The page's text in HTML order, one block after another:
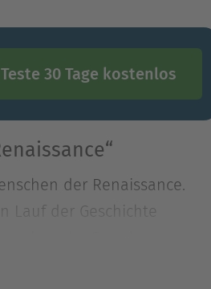
Teste 30 Tage kostenlos
der Renaissance.
Lauf der Geschichte
der Geschichte